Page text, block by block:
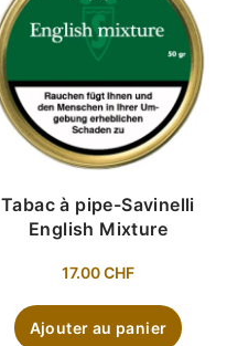
Tabac à pipe-Savinelli
English Mixture
17.00CHF
Ajouter au panier